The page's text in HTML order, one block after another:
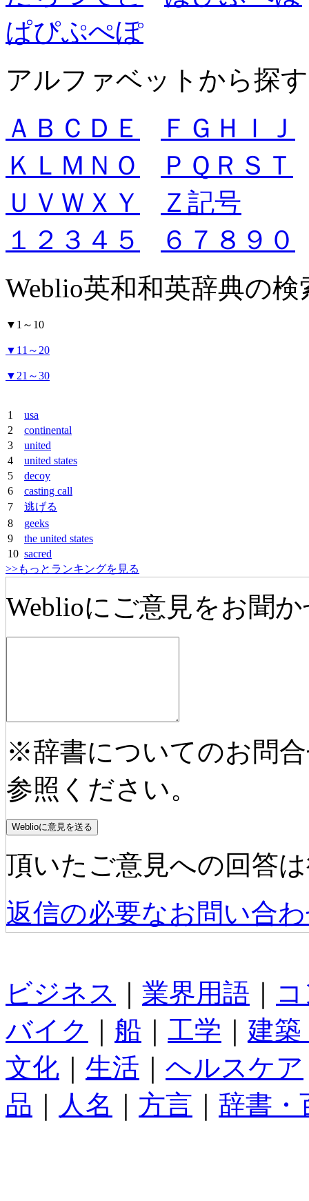
ぱぴぷぺぽ
アルファベットから探す
Ａ Ｂ Ｃ Ｄ Ｅ Ｆ Ｇ Ｈ Ｉ
Ｊ
Ｋ Ｌ Ｍ Ｎ Ｏ Ｐ Ｑ Ｒ Ｓ Ｔ
Ｕ Ｖ Ｗ Ｘ Ｙ Ｚ 記号
１ ２ ３ ４ ５ ６ ７ ８ ９ ０
Weblio英和和英辞典の
▼ 1～10
▼ 11～20
▼ 21～30
1
usa
2
continental
3
united
4
united states
5
decoy
6
casting call
7
逃げる
8
geeks
9
the united states
10 sacred
>>もっとランキングを見る
Weblioにご意見をお聞
※辞書についてのお問
参照ください。
頂いたご意見への回答
返信の必要なお問い合
ビジネス 業界用語
バイク
船 工学
建築
文化
生活 ヘルスケア
品
人名 方言 辞書・